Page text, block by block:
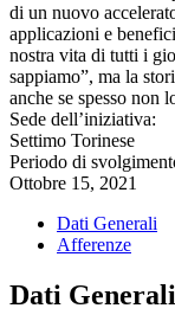
di un nuovo
applicazioni e
nostra vita di tutti i
sappiamo”, ma la
anche se spesso non
Sede dell’iniziativa:
Settimo Torinese
Periodo di
Ottobre 15, 2021
Dati Generali
Afferenze
Dati Generali